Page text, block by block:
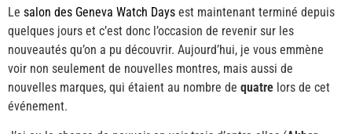
Le salon des Geneva Watch Days est maintenant terminé depuis
quelques jours et c’est donc l’occasion de revenir sur les
nouveautés qu’on a pu découvrir. Aujourd’hui, je vous emmène
voir non seulement de nouvelles montres, mais aussi de
nouvelles marques, qui étaient au nombre de quatre lors de cet
événement.